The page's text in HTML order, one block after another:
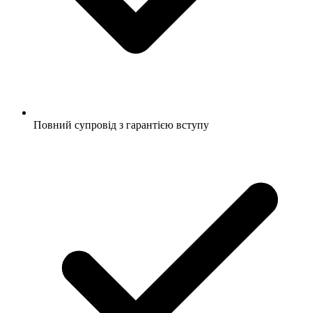
Повний супровід з гарантією вступу